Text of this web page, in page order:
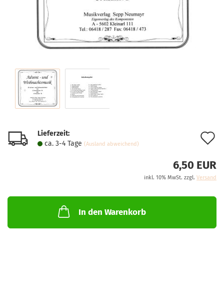
Lieferzeit:
ca. 3-4 Tage (Ausland abweichend)
6,50 EUR
inkl. 10% MwSt. zzgl. Versand
In den Warenkorb